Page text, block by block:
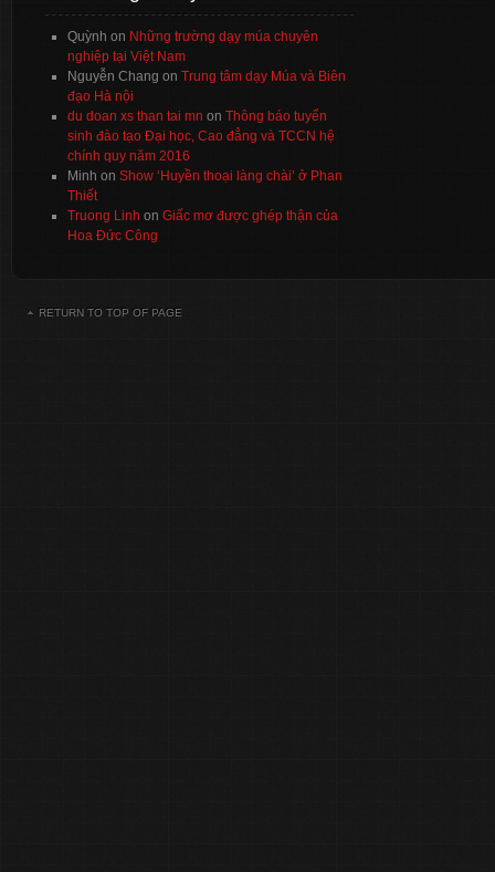
Quỳnh on Những trường dạy múa chuyên
nghiệp tại Việt Nam
Nguyễn Chang on Trung tâm dạy Múa và Biên
đạo Hà nội
du doan xs than tai mn on Thông báo tuyển
sinh đào tạo Đại học, Cao đẳng và TCCN hệ
chính quy năm 2016
Minh on Show ‘Huyền thoại làng chài’ ở Phan
Thiết
Truong Linh on Giấc mơ được ghép thận của
Hoa Đức Công
RETURN TO TOP OF PAGE